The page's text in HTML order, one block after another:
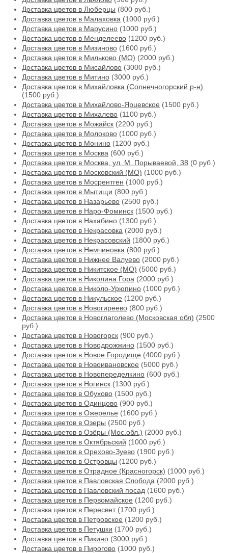
Доставка цветов в Люберцы (800 руб.)
Доставка цветов в Малаховка (1000 руб.)
Доставка цветов в Марусино (1000 руб.)
Доставка цветов в Менделеево (1200 руб.)
Доставка цветов в Мизиново (1600 руб.)
Доставка цветов в Мильково (МО) (2000 руб.)
Доставка цветов в Мисайлово (3000 руб.)
Доставка цветов в Митино (3000 руб.)
Доставка цветов в Михайловка (Солнечногорский р-н)
(1500 руб.)
Доставка цветов в Михайлово-Ярцевское (1500 руб.)
Доставка цветов в Михалево (1100 руб.)
Доставка цветов в Можайск (2200 руб.)
Доставка цветов в Молоково (1000 руб.)
Доставка цветов в Монино (1200 руб.)
Доставка цветов в Москва (600 руб.)
Доставка цветов в Москва, ул. М. Порываевой, 38 (0 руб.)
Доставка цветов в Московский (МО) (1000 руб.)
Доставка цветов в Мосрентген (1000 руб.)
Доставка цветов в Мытищи (800 руб.)
Доставка цветов в Назарьево (2500 руб.)
Доставка цветов в Наро-Фоминск (1500 руб.)
Доставка цветов в Нахабино (1300 руб.)
Доставка цветов в Некрасовка (2000 руб.)
Доставка цветов в Некрасовский (1800 руб.)
Доставка цветов в Немчиновка (800 руб.)
Доставка цветов в Нижнее Валуево (2000 руб.)
Доставка цветов в Никитское (МО) (5000 руб.)
Доставка цветов в Николина Гора (2000 руб.)
Доставка цветов в Николо-Урюпино (1000 руб.)
Доставка цветов в Никульское (1200 руб.)
Доставка цветов в Новогиреево (800 руб.)
Доставка цветов в Новоглаголево (Московская обл) (2500
руб.)
Доставка цветов в Новогорск (900 руб.)
Доставка цветов в Новодрожжино (1500 руб.)
Доставка цветов в Новое Городище (4000 руб.)
Доставка цветов в Новоивановское (5000 руб.)
Доставка цветов в Новопеределкино (600 руб.)
Доставка цветов в Ногинск (1300 руб.)
Доставка цветов в Обухово (1500 руб.)
Доставка цветов в Одинцово (900 руб.)
Доставка цветов в Ожерелье (1600 руб.)
Доставка цветов в Озеры (2500 руб.)
Доставка цветов в Озёры (Мос.обл.) (2000 руб.)
Доставка цветов в Октябрьский (1000 руб.)
Доставка цветов в Орехово-Зуево (1900 руб.)
Доставка цветов в Островцы (1200 руб.)
Доставка цветов в Отрадное (Красногорск) (1000 руб.)
Доставка цветов в Павловская Слобода (2000 руб.)
Доставка цветов в Павловский посад (1600 руб.)
Доставка цветов в Первомайское (1200 руб.)
Доставка цветов в Пересвет(1700 руб.)
Доставка цветов в Петровское (1200 руб.)
Доставка цветов в Петушки (1700 руб.)
Доставка цветов в Пикино (3000 руб.)
Доставка цветов в Пирогово (1000 руб.)